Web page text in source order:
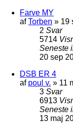
Farve MY
afTorben » 19
2 Svar
5714
Seneste
20 sep
DSB ER 4
af poul v. » 11
3 Svar
6913
Seneste
13 maj